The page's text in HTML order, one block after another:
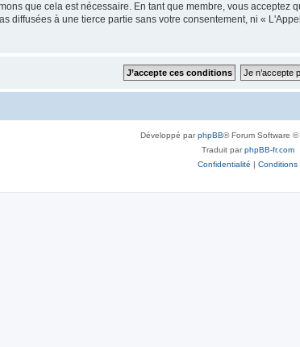
que cela est nécessaire. En tant que membre, vous
diffusées à une tierce partie sans votre consentement, ni «
Développé parphpBB® Forum Software ©
Traduit parphpBB-fr.com
Confidentialité | Conditions